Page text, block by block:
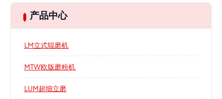
产品中心
LM立式辊磨机
MTW欧版磨粉机
LUM超细立磨